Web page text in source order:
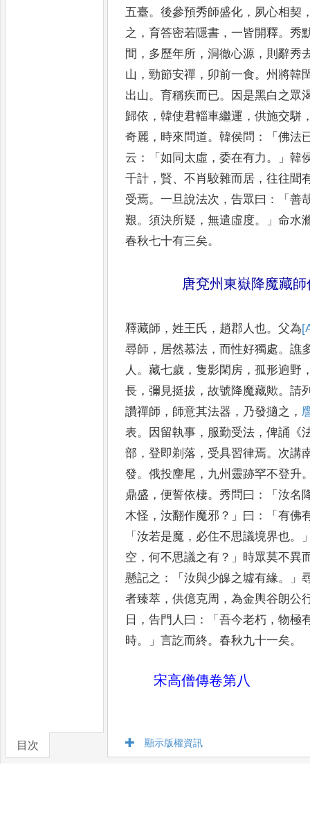
目次
五臺。後參預秀師盛化 ， 夙心相契
之 ， 育答密若隱書 ，一皆開釋。秀
間 ， 多歷年所 ，洞徹心源 ， 則辭秀
山 ，勁節安禪 ， 卯前一食。州將韓
出山。 育稱疾而已。
因是黑白之眾
歸依 ，韓使君輜車繼運 ，供施交駢
奇麗 ， 時來問道。韓侯問 ：「佛法
云 ：「如同太虛 ，委在有力。」韓
千計 ， 賢、不肖駮雜而居 ，往往聞
受焉。一旦說法次 ，告眾曰 ：「善
艱。須決所疑 ，無遣虛度。」命水
春秋七十有三矣。
唐兗州東嶽降魔藏師
釋藏師 ，姓王氏 ， 趙郡人也。父為
尋師 ， 居然慕法 ，而性好獨處。譙
人 。藏七歲 ，隻影閑房 ，孤形逈野
長 ，彌見挺拔 ，故號降魔藏歟。請
讚禪師 ， 師意其法器 ， 乃發擿之 ，
表。 因留執事 ， 服勤受法 ，俾誦 《
部 ，登即剃落 ， 受具習律焉。 次講
發。俄投麈尾 ， 九州靈跡罕不登升
鼎盛 ，便誓依棲。秀問曰 ：「汝名
木怪 ，汝翻作魔邪 ？」 曰 ：「有佛
「汝若是魔 ， 必住不思議境界也。
空 ，何不思議之有 ？」 時眾莫不異
懸記之 ：「汝與少皞之墟有緣。」
者臻萃 ，供億克周 ，為金輿谷朗公
日 ，告門人曰 ：「吾今老朽 ，物極
時。」言訖而終。春秋九十一矣。
宋高僧傳卷第八
顯示版權資訊